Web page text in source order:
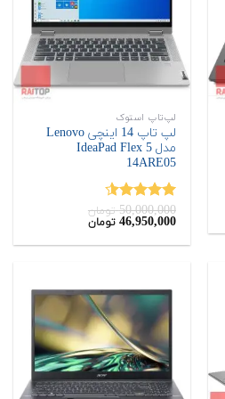
لپ‌تاپ استوک
لپ تاپ 14 اینچی Lenovo
مدل IdeaPad Flex 5
14ARE05
نمره4.50
از 5
50,000,000 تومان
قیمت
اصلی:
50,000,000
46,950,000 تومانقیمت
46,950,000